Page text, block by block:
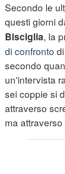
Secondo le
questi giorni
Bisciglia, la
di confronto
secondo
un'intervista
sei coppie si
attraverso
ma